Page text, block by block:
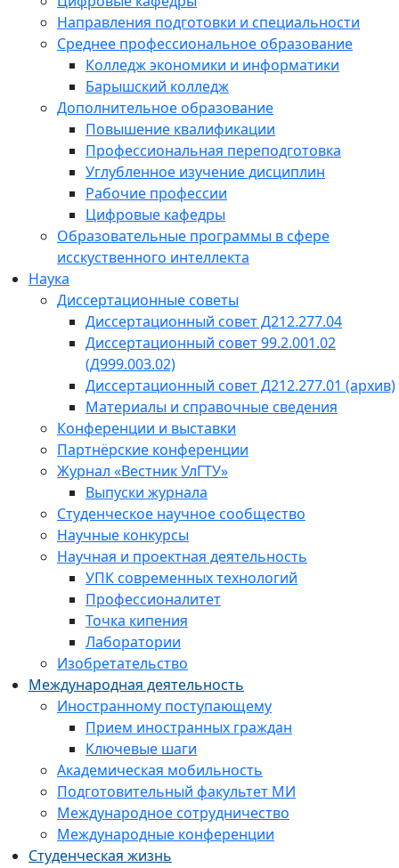
Направления подготовки и специальности
Среднее профессиональное образование
Колледж экономики и информатики
Барышский колледж
Дополнительное образование
Повышение квалификации
Профессиональная переподготовка
Углубленное изучение дисциплин
Рабочие профессии
Цифровые кафедры
Образовательные программы в сфере
исскуственного интеллекта
Наука
Диссертационные советы
Диссертационный совет Д212.277.04
Диссертационный совет 99.2.001.02
(Д999.003.02)
Диссертационный совет Д212.277.01 (архив)
Материалы и справочные сведения
Конференции и выставки
Партнёрские конференции
Журнал «Вестник УлГТУ»
Выпуски журнала
Студенческое научное сообщество
Научные конкурсы
Научная и проектная деятельность
УПК современных технологий
Профессионалитет
Точка кипения
Лаборатории
Изобретательство
Международная деятельность
Иностранному поступающему
Прием иностранных граждан
Ключевые шаги
Академическая мобильность
Подготовительный факультет МИ
Международное сотрудничество
Международные конференции
Студенческая жизнь